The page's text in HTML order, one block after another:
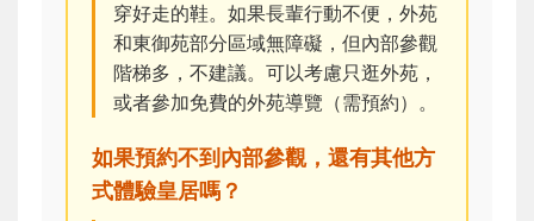
穿好走的鞋。如果長輩行動不便，外苑
和東御苑部分區域無障礙，但內部參觀
階梯多，不建議。可以考慮只逛外苑，
或者參加免費的外苑導覽（需預約）。
如果預約不到內部參觀，還有其他方
式體驗皇居嗎？